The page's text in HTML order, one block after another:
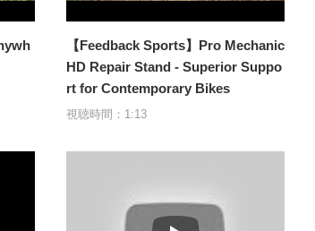
【Feedback Sports】Pro Mechanic
HD Repair Stand - Superior Suppo
rt for Contemporary Bikes
視聴時間：1:13